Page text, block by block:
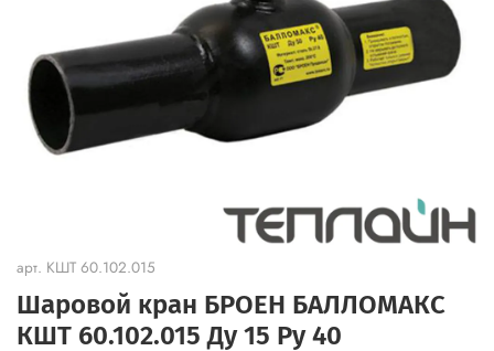
арт. КШТ 60.102.015
Шаровой кран БРОЕН БАЛЛОМАКС
КШТ 60.102.015 Ду 15 Ру 40